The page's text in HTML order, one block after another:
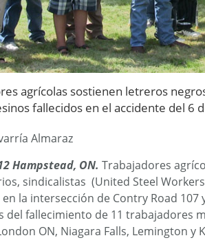
agrícolas sostienen letreros
fallecidos en el accidente del 6
Almaraz
Hampstead, ON. Trabajadores
sindicalistas (United Steel
la intersección de Contry Road
del fallecimiento de 11 trabajadores
ON, Niagara Falls, Lemington y